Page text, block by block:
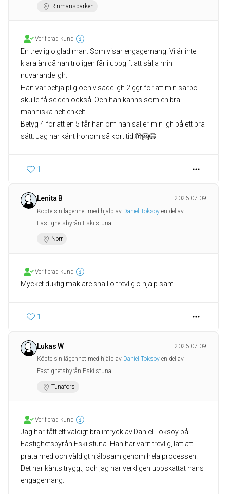
Rinmansparken
Verifierad kund
En trevlig o glad man. Som visar engagemang. Vi är inte
klara än då han troligen får i uppgift att sälja min
nuvarande lgh.
Han var behjälplig och visade lgh 2 ggr för att min särbo
skulle få se den också. Och han känns som en bra
människa helt enkelt!
Betyg 4 för att en 5 får han om han säljer min lgh på ett bra
sätt. Jag har känt honom så kort tid!🫣🤗😂
1
Lenita B
2026-07-09
Köpte sin lägenhet med hjälp av Daniel Toksoy en del av
Fastighetsbyrån Eskilstuna
Norr
Verifierad kund
Mycket duktig mäklare snäll o trevlig o hjälp sam
1
Lukas W
2026-07-09
Köpte sin lägenhet med hjälp av Daniel Toksoy en del av
Fastighetsbyrån Eskilstuna
Tunafors
Verifierad kund
Jag har fått ett väldigt bra intryck av Daniel Toksoy på
Fastighetsbyrån Eskilstuna. Han har varit trevlig, lätt att
prata med och väldigt hjälpsam genom hela processen.
Det har känts tryggt, och jag har verkligen uppskattat hans
engagemang.